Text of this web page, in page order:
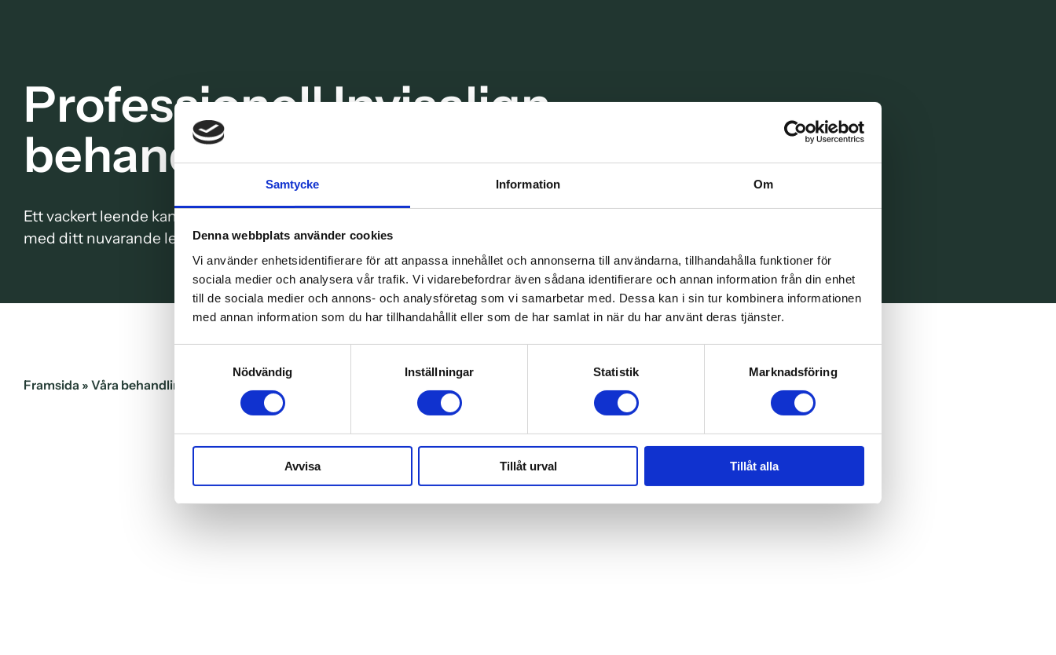
Samtycke Information Om
Denna webbplats använder cookies
Vi använder enhetsidentifierare för att anpassa innehållet och annonserna till användarna, tillhandahålla funktioner för
sociala medier och analysera vår trafik. Vi vidarebefordrar även sådana identifierare och annan information från din enhet
till de sociala medier och annons- och analysföretag som vi samarbetar med. Dessa kan i sin tur kombinera informationen
med annan information som du har tillhandahållit eller som de har samlat in när du har använt deras tjänster.
Nödvändig
Inställningar Statistik Marknadsföring
Avvisa Tillåt urval Tillåt alla
Professionell Invisalign-
behandling i Malmö
Ett vackert leende kan förändra allt, ditt självförtroende, ditt utseende, ditt liv. Om du inte är nöjd
med ditt nuvarande leende, läs här vad Invisalign kan göra för dig!
Framsida » Våra behandlingar